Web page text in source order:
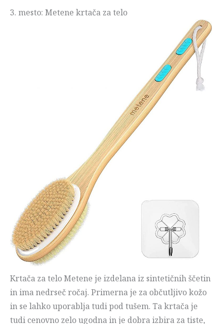
3. mesto: Metene krtača za telo
Krtača za telo Metene je izdelana iz sintetičnih ščetin
in ima nedrseč ročaj. Primerna je za občutljivo kožo
in se lahko uporablja tudi pod tušem. Ta krtača je
tudi cenovno zelo ugodna in je dobra izbira za tiste,